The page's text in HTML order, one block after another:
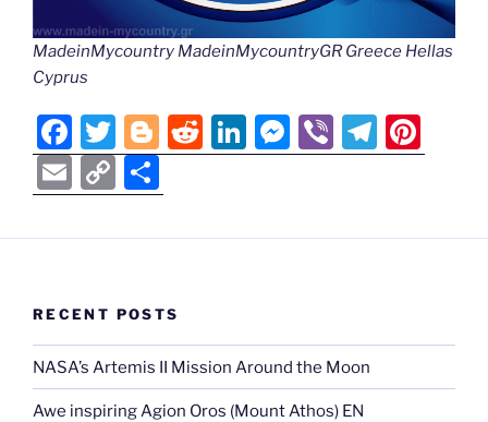
MadeinMycountry MadeinMycountryGR Greece Hellas
Cyprus
F
a
c
e
o
o
k
T
w
itt
er
Bl
o
g
g
R
e
di
Li
n
e
M
e
e
er
Vi
b
T
el
gr
nt
e
E
m
ai
C
o
p
Li
n
k
h
ar
RECENT POSTS
NASA’s Artemis II Mission Around the Moon
Awe inspiring Agion Oros (Mount Athos) EN